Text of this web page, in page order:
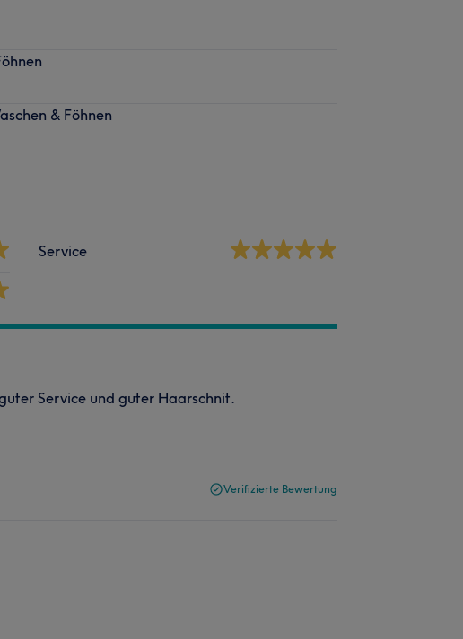
& Föhnen
Service
Service und guter Haarschnit.
Verifizierte Bewertung